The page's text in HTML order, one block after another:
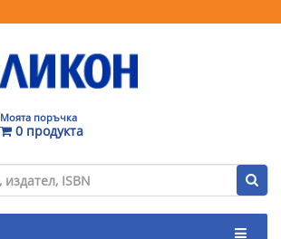
Моята поръчка
0 продукта